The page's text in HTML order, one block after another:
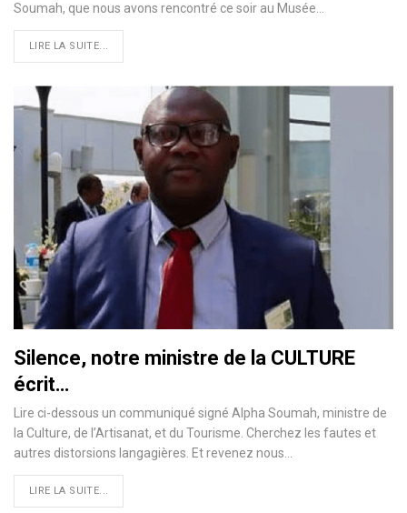
Soumah, que nous avons rencontré ce soir au Musée…
LIRE LA SUITE...
Silence, notre ministre de la CULTURE
écrit…
Lire ci-dessous un communiqué signé Alpha Soumah, ministre de
la Culture, de l’Artisanat, et du Tourisme. Cherchez les fautes et
autres distorsions langagières. Et revenez nous…
LIRE LA SUITE...